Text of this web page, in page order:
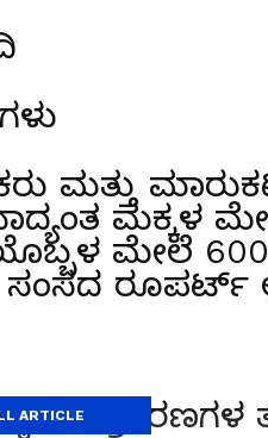
ಮತ್ತು
ಮಕ್ಕಳ
ಮೇಲೆ
ಸಂಸದ
85
ARTICLE